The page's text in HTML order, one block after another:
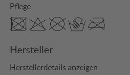
Pflege
Hersteller
Herstellerdetails anzeigen